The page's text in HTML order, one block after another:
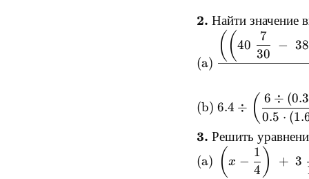
2. Найти значение
(a)
((40
30
7
− 38
(b) 6.4 ÷ ( 0.5 ⋅ (
6 ÷ (0.3
3. Решить
(a) (x −
4
1 ) + 3